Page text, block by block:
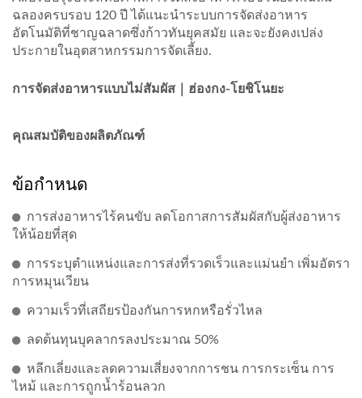
ฉลองครบรอบ 120 ปี ได้แนะนำระบบการจัดส่งอาหาร
อัตโนมัติที่ชาญฉลาดซึ่งก้าวทันยุคสมัย และจะยังคงเปล่ง
ประกายในอุตสาหกรรมการจัดเลี้ยง.
การจัดส่งอาหารแบบไม่สัมผัส｜ฮ่องกง-โยชิโนยะ
คุณสมบัติของผลิตภัณฑ์
ข้อกำหนด
การส่งอาหารไร้คนขับ ลดโอกาสการสัมผัสกับผู้ส่งอาหาร
ให้น้อยที่สุด
การระบุตำแหน่งและการส่งที่รวดเร็วและแม่นยำ เพิ่มอัตรา
การหมุนเวียน
ความเร็วที่เสถียรป้องกันการหกหรือรั่วไหล
ลดต้นทุนบุคลากรลงประมาณ 50%
หลีกเลี่ยงและลดความเสี่ยงจากการชน การกระเซ็น การ
ไหม้ และการถูกน้ำร้อนลวก